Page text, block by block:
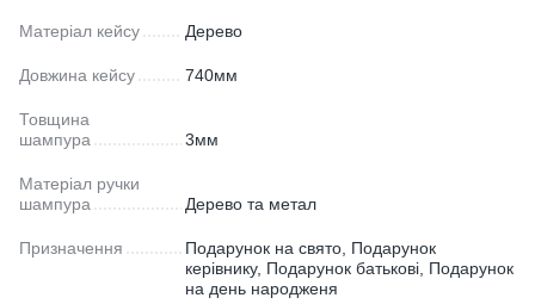
Матеріал кейсу Дерево
Довжина кейсу 740мм
Товщина
шампура
3мм
Матеріал ручки
шампура
Дерево та метал
Призначення
Подарунок на свято, Подарунок
керівнику, Подарунок батькові, Подарунок
на день народженя